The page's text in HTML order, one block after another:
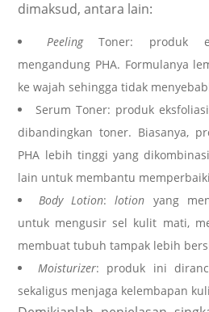
dimaksud, antara lain:
PeelingToner: produk
mengandung PHA. Formulanya
ke wajah sehingga tidak
Serum Toner: produk
dibandingkan toner. Biasanya,
PHA lebih tinggi yang
lain untuk membantu
Body Lotion:lotion yang
untuk mengusir sel kulit mati,
membuat tubuh tampak lebih
Moisturizer: produk ini
sekaligus menjaga kelembapan